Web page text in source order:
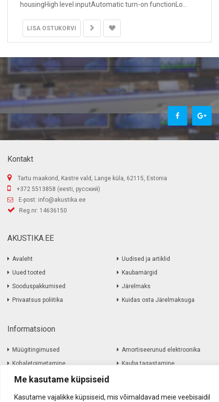
Me kasutame küpsiseid
Kasutame vajalikke küpsiseid, mis võimaldavad meie veebisaidil
housingHigh level inputAutomatic turn-on functionLo...
LISA OSTUKORVI
Kontakt
Tartu maakond, Kastre vald, Lange küla, 62115, Estonia
+372 5513858 (eesti, русский)
E-post: info@akustika.ee
Reg.nr: 14636150
AKUSTIKA.EE
Avaleht
Uued tooted
Sooduspakkumised
Privaatsus poliitika
Uudised ja artiklid
Kaubamärgid
Järelmaks
Kuidas osta Järelmaksuga
Informatsioon
Müügitingimused
Kohaletoimetamine
Firmast
Amortiseerunud elektroonika
Kauba tagastamine